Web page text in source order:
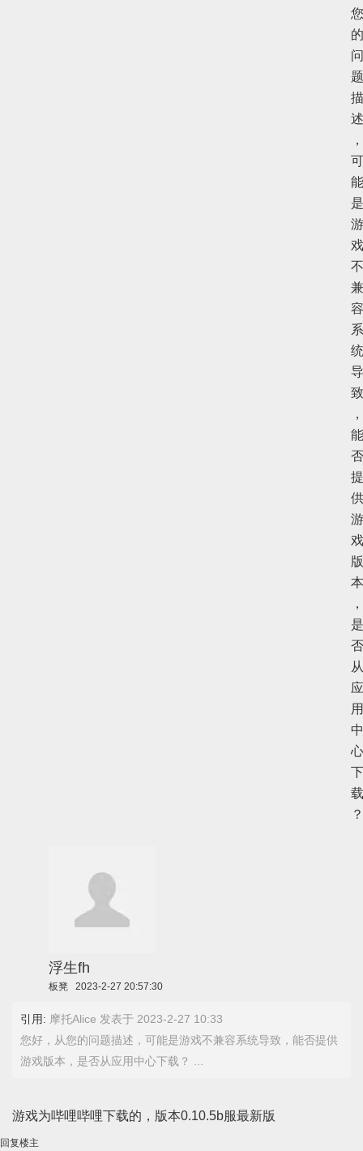
您
的
问
题
描
述
，
可
能
是
游
戏
不
兼
容
系
统
导
致
，
能
否
提
供
游
戏
版
本
，
是
否
从
应
用
中
心
下
载
？
浮生fh
板凳 2023-2-27 20:57:30
引用: 摩托Alice 发表于 2023-2-27 10:33
您好，从您的问题描述，可能是游戏不兼容系统导致，能否提供
游戏版本，是否从应用中心下载？ ...
游戏为哔哩哔哩下载的，版本0.10.5b服最新版
回复楼主